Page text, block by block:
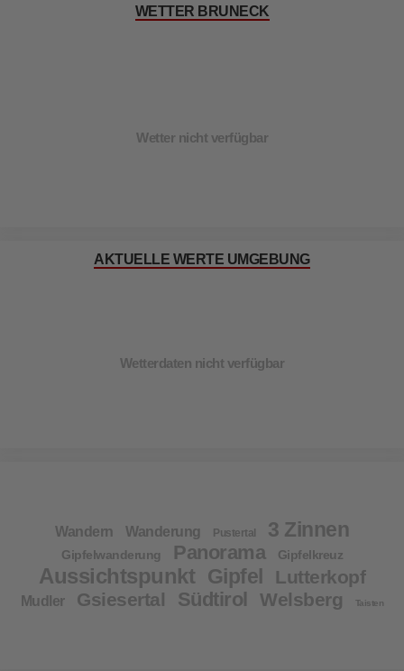
WETTER BRUNECK
Wetter nicht verfügbar
AKTUELLE WERTE UMGEBUNG
Wetterdaten nicht verfügbar
Wandern Wanderung Pustertal 3 Zinnen
Gipfelwanderung Panorama Gipfelkreuz
Aussichtspunkt Gipfel Lutterkopf
Mudler Gsiesertal Südtirol Welsberg Taisten